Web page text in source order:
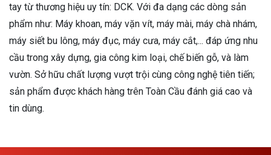
tay từ thương hiệu uy tín: DCK. Với đa dạng các dòng sản
phẩm như: Máy khoan, máy vặn vít, máy mài, máy chà nhám,
máy siết bu lông, máy đục, máy cưa, máy cắt,... đáp ứng nhu
cầu trong xây dựng, gia công kim loại, chế biến gỗ, và làm
vườn. Sở hữu chất lượng vượt trội cùng công nghệ tiên tiến;
sản phẩm được khách hàng trên Toàn Cầu đánh giá cao và
tin dùng.